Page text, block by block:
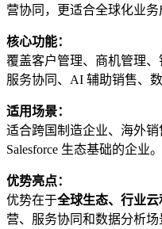
营协同，更适合全球化业务
核心功能：
覆盖客户管理、商机管理、
服务协同、AI 辅助销售、
适用场景：
适合跨国制造企业、海外
Salesforce 生态基础的企业。
优势亮点：
优势在于全球生态、行业
营、服务协同和数据分析场